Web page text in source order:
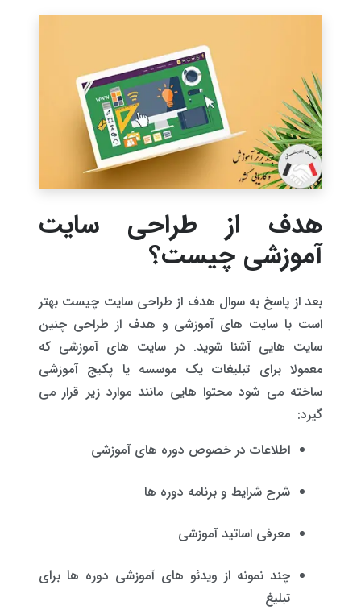
هدف از طراحی سایت
آموزشی چیست؟
بعد از پاسخ به سوال هدف از طراحی سایت چیست بهتر
است با سایت های آموزشی و هدف از طراحی چنین
سایت هایی آشنا شوید. در سایت های آموزشی که
معمولا برای تبلیغات یک موسسه یا پکیج آموزشی
ساخته می شود محتوا هایی مانند موارد زیر قرار می
گیرد:
اطلاعات در خصوص دوره های آموزشی
شرح شرایط و برنامه دوره ها
معرفی اساتید آموزشی
چند نمونه از ویدئو های آموزشی دوره ها برای
تبلیغ